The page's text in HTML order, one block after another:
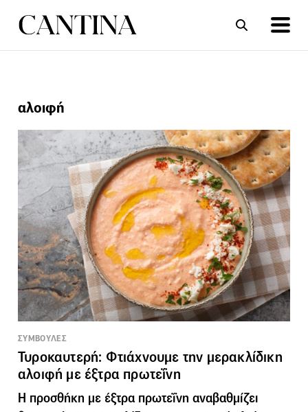
αλοιφή
ΣΥΜΒΟΥΛΕΣ
Τυροκαυτερή: Φτιάχνουμε την μερακλίδικη
αλοιφή με έξτρα πρωτεΐνη
Η προσθήκη με έξτρα πρωτεΐνη αναβαθμίζει